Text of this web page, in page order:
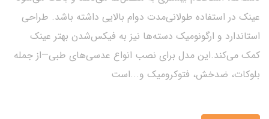
عینک در استفاده طولانی‌مدت دوام بالایی داشته باشد. طراحی
استاندارد و ارگونومیک دسته‌ها نیز به فیکس‌شدن بهتر عینک
کمک می‌کند.این مدل برای نصب انواع عدسی‌های طبی—از جمله
بلوکات، ضدخش، فتوکرومیک و...است